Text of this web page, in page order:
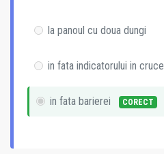
la panoul cu doua dungi
in fata indicatorului in cruce
in fata barierei CORECT